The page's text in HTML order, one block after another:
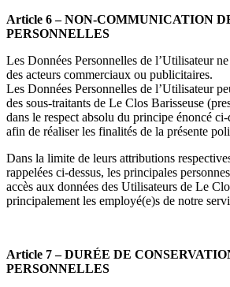
Article 6 – NON-COMMUNICATION
PERSONNELLES
Les Données Personnelles de l’Utilisateur
des acteurs commerciaux ou publicitaires.
Les Données Personnelles de l’Utilisateur
des sous-traitants de Le Clos Barisseuse
dans le respect absolu du principe énoncé
afin de réaliser les finalités de la présente
Dans la limite de leurs attributions
rappelées ci-dessus, les principales
accès aux données des Utilisateurs de Le
principalement les employé(e)s de notre
Article 7 – DURÉE DE
PERSONNELLES